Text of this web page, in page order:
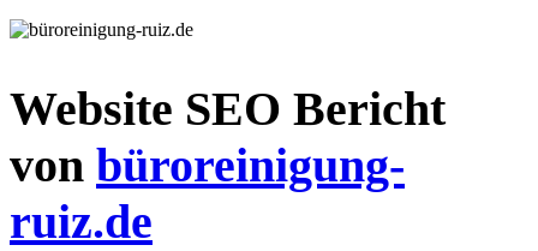
Website SEO Bericht
von büroreinigung-
ruiz.de